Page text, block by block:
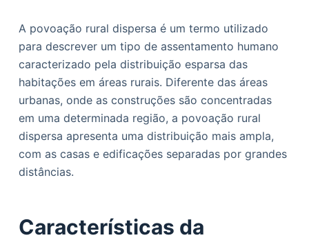
d
o
A povoação rural dispersa é um termo utilizado
para descrever um tipo de assentamento humano
caracterizado pela distribuição esparsa das
habitações em áreas rurais. Diferente das áreas
urbanas, onde as construções são concentradas
em uma determinada região, a povoação rural
dispersa apresenta uma distribuição mais ampla,
com as casas e edificações separadas por grandes
distâncias.
Características da